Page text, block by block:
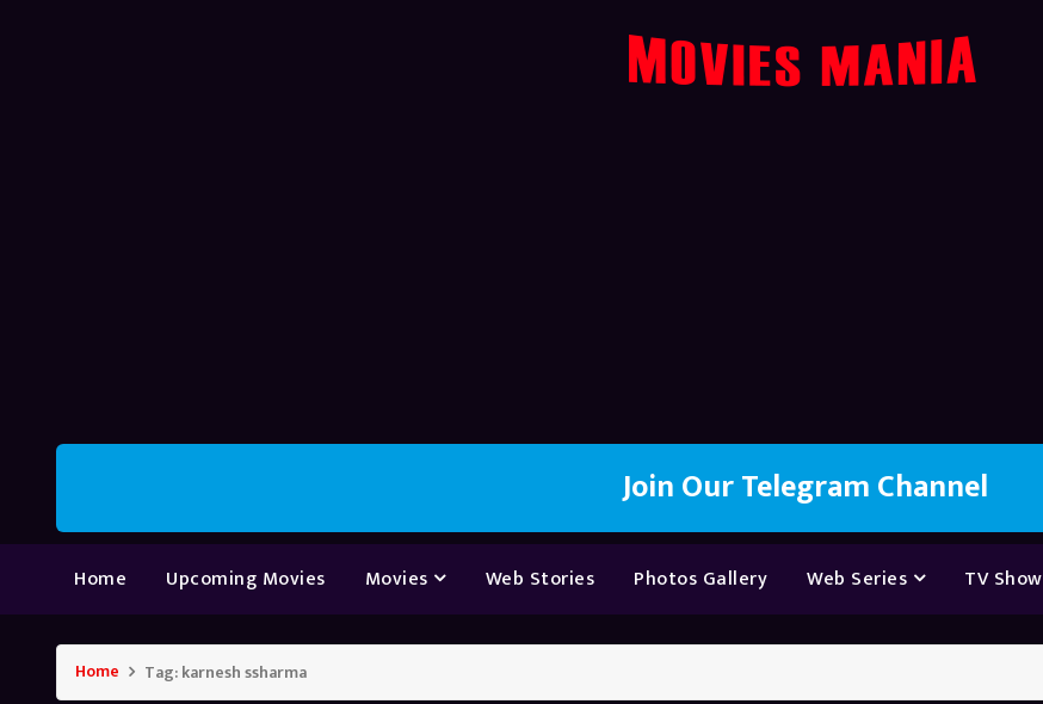
Join Our Telegram Channel
Home Upcoming Movies Movies Web Stories Photos Gallery Web Series TV Show
Home Tag:karnesh ssharma